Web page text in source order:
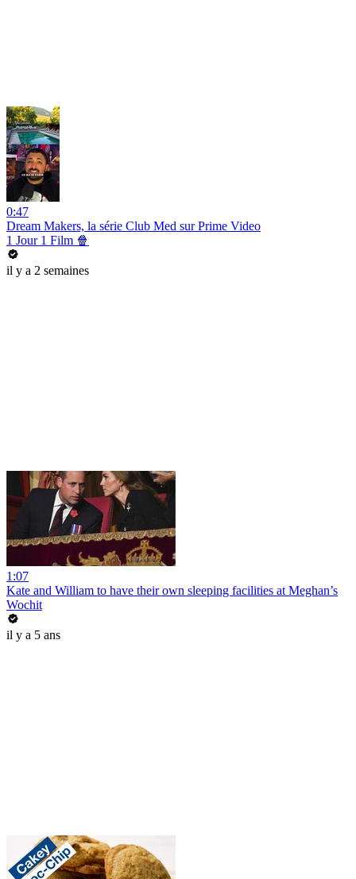
0:47
Dream Makers, la série Club Med sur Prime Video
1 Jour 1 Film 🍿
il y a 2 semaines
1:07
Kate and William to have their own sleeping facilities at Meghan’s
Wochit
il y a 5 ans